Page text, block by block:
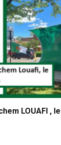
LOUAFI ,